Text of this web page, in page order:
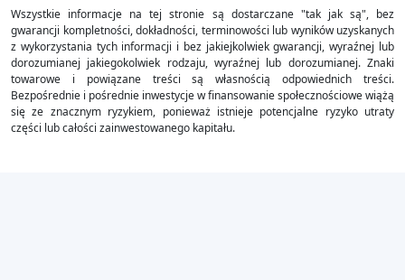
Wszystkie informacje na tej stronie są dostarczane "tak jak są", bez
gwarancji kompletności, dokładności, terminowości lub wyników uzyskanych
z wykorzystania tych informacji i bez jakiejkolwiek gwarancji, wyraźnej lub
dorozumianej jakiegokolwiek rodzaju, wyraźnej lub dorozumianej. Znaki
towarowe i powiązane treści są własnością odpowiednich treści.
Bezpośrednie i pośrednie inwestycje w finansowanie społecznościowe wiążą
się ze znacznym ryzykiem, ponieważ istnieje potencjalne ryzyko utraty
części lub całości zainwestowanego kapitału.